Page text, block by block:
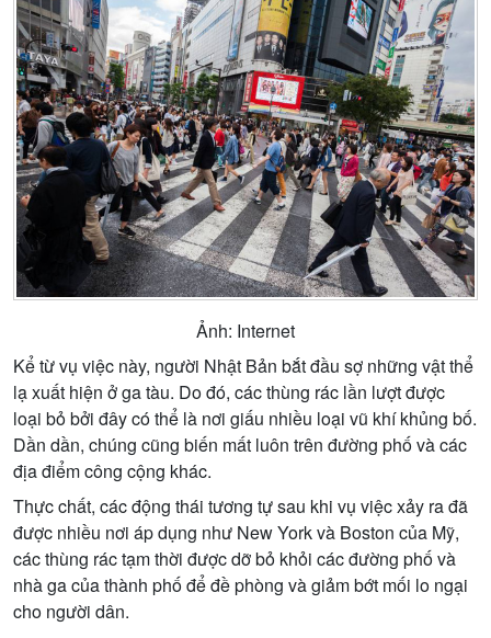
Ảnh: Internet
Kể từ vụ việc này, người Nhật Bản bắt đầu sợ những vật thể
lạ xuất hiện ở ga tàu. Do đó, các thùng rác lần lượt được
loại bỏ bởi đây có thể là nơi giấu nhiều loại vũ khí khủng bố.
Dần dần, chúng cũng biến mất luôn trên đường phố và các
địa điểm công cộng khác.
Thực chất, các động thái tương tự sau khi vụ việc xảy ra đã
được nhiều nơi áp dụng như New York và Boston của Mỹ,
các thùng rác tạm thời được dỡ bỏ khỏi các đường phố và
nhà ga của thành phố để đề phòng và giảm bớt mối lo ngại
cho người dân.